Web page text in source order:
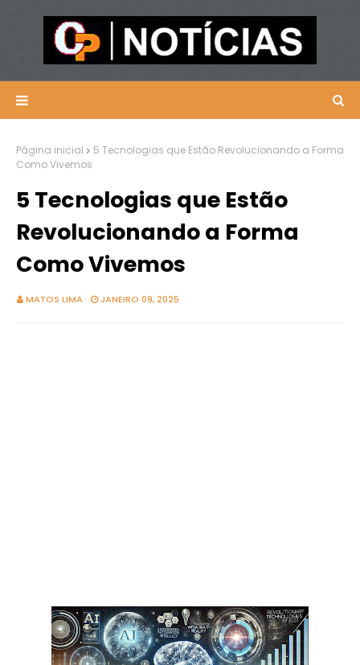
Página inicial
5 Tecnologias que Estão Revolucionando a Forma
Como Vivemos
5 Tecnologias que Estão
Revolucionando a Forma
Como Vivemos
MATOS LIMA JANEIRO 09, 2025